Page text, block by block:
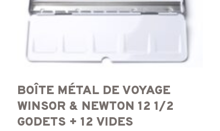
BOÎTE MÉTAL DE VOYAGE
WINSOR & NEWTON 12 1/2
GODETS + 12 VIDES